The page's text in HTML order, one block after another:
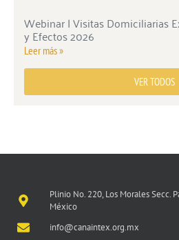
Webinar | Visitas Domiciliarias
y Efectos 2026
Leer más »
VER TODOS
Plinio No. 220, Los Morales Secc.
México
info@canaintex.org.mx